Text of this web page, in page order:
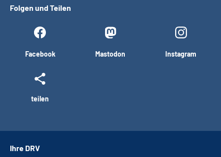
Folgen und Teilen
Facebook Mastodon Instagram
teilen
Ihre DRV